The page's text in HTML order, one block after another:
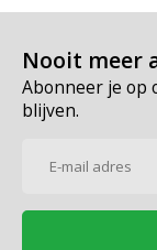
Nooit meer
Abonneer je op
blijven.